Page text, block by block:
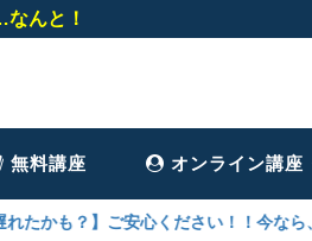
んと！
無料講座 オンライン講座
ください！！今なら、まだ間に合い